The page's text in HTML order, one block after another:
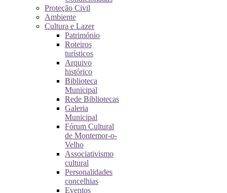
Proteção Civil
Ambiente
Cultura e Lazer
Património
Roteiros
turísticos
Arquivo
histórico
Biblioteca
Municipal
Rede Bibliotecas
Galeria
Municipal
Fórum Cultural
de Montemor-o-
Velho
Associativismo
cultural
Personalidades
concelhias
Eventos